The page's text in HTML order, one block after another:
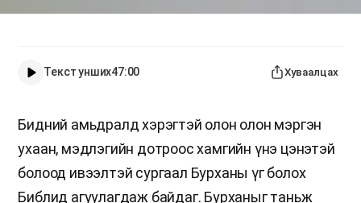
Текст унших47:00 Хуваалцах
Бидний амьдралд хэрэгтэй олон олон мэргэн
ухаан, мэдлэгийн дотроос хамгийн үнэ цэнэтэй
болоод ивээлтэй сургаал Бурханы үг болох
Библид агуулагдаж байдаг. Бурханыг таньж